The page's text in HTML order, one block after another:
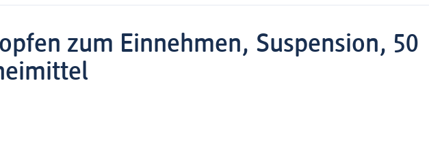
zum Einnehmen, Suspension, 50